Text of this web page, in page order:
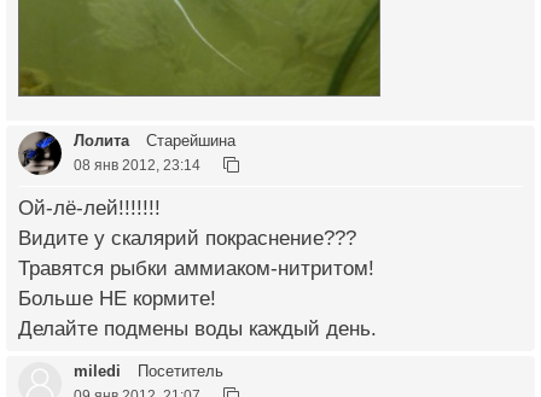
Лолита Старейшина
08 янв 2012, 23:14
Ой-лё-лей!!!!!!!
Видите у скалярий покраснение???
Травятся рыбки аммиаком-нитритом!
Больше НЕ кормите!
Делайте подмены воды каждый день.
miledi Посетитель